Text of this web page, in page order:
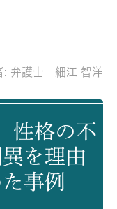
: 弁護士 細江 智洋
性格の不
を理由
事例